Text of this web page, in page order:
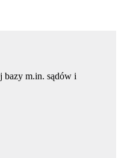
bazy m.in. sądów i